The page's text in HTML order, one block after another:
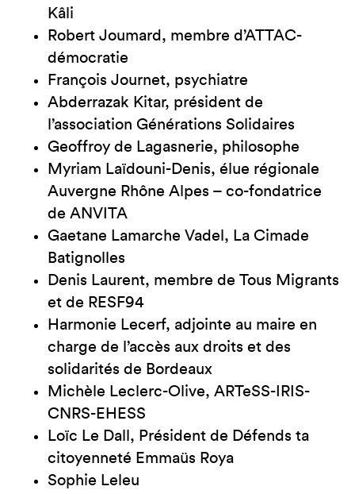
Kâli
Robert Joumard, membre d’ATTAC-
démocratie
François Journet, psychiatre
Abderrazak Kitar, président de
l’association Générations Solidaires
Geoffroy de Lagasnerie, philosophe
Myriam Laïdouni-Denis, élue régionale
Auvergne Rhône Alpes – co-fondatrice
de ANVITA
Gaetane Lamarche Vadel, La Cimade
Batignolles
Denis Laurent, membre de Tous Migrants
et de RESF94
Harmonie Lecerf, adjointe au maire en
charge de l’accès aux droits et des
solidarités de Bordeaux
Michèle Leclerc-Olive, ARTeSS-IRIS-
CNRS-EHESS
Loïc Le Dall, Président de Défends ta
citoyenneté Emmaüs Roya
Sophie Leleu